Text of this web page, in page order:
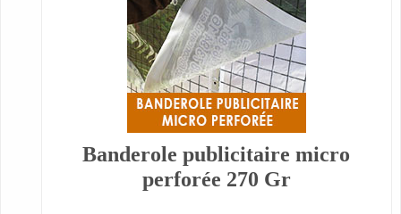
Banderole publicitaire micro
perforée 270 Gr